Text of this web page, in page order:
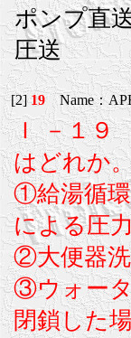
ポンプ直
圧送
[2]19Name：
Ｉ －１９
はどれか
①給湯循環
による圧
②大便器
③ウォー
閉鎖した